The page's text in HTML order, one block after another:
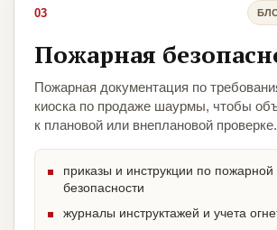
03
Пожарная
Пожарная документация по
киоска по продаже шаурмы, чтобы
к плановой или внеплановой проверке.
приказы и инструкции по пожарной
безопасности
журналы инструктажей и учета